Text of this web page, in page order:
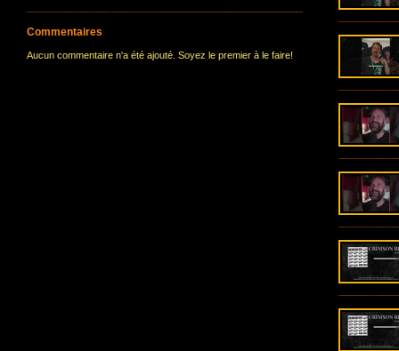
Commentaires
Aucun commentaire n'a été ajouté. Soyez le premier à le faire!